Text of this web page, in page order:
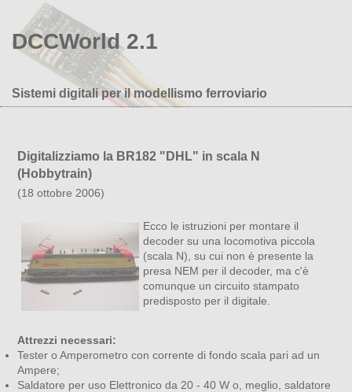
DCCWorld 2.1
Sistemi digitali per il modellismo ferroviario
Digitalizziamo la BR182 "DHL" in scala N
(Hobbytrain)
(18 ottobre 2006)
Ecco le istruzioni per montare il
decoder su una locomotiva piccola
(scala N), su cui non è presente la
presa NEM per il decoder, ma c'è
comunque un circuito stampato
predisposto per il digitale.
Attrezzi necessari:
Tester o Amperometro con corrente di fondo scala pari ad un
Ampere;
Saldatore per uso Elettronico da 20 - 40 W o, meglio, saldatore